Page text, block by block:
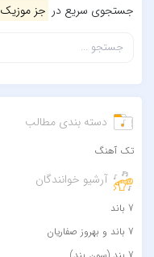
جستجوی سریع در جز موزیک
دسته بندی مطالب
تک آهنگ
آرشیو خوانندگان
7 باند
7 باند و بهروز صفاریان